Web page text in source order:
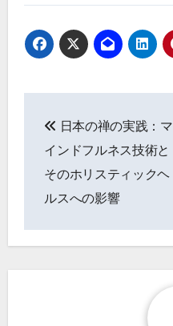
日本の禅の実践：マ
インドフルネス技術と
そのホリスティックヘ
ルスへの影響